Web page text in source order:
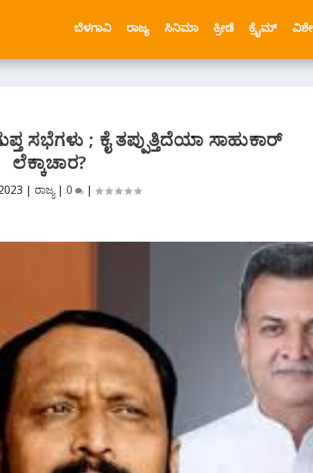
ಬೆಳಗಾವಿ ರಾಜ್ಯ ಸಿನಿಮಾ ಕ್ರೀಡೆ ಕ್ರೈಮ್
ಸಭೆಗಳು ; ಕೈ ತಪ್ಪುತ್ತಿದೆಯಾ ಸಾಹುಕಾರ್
ಲೆಕ್ಕಾಚಾರ?
| ರಾಜ್ಯ| 0 |